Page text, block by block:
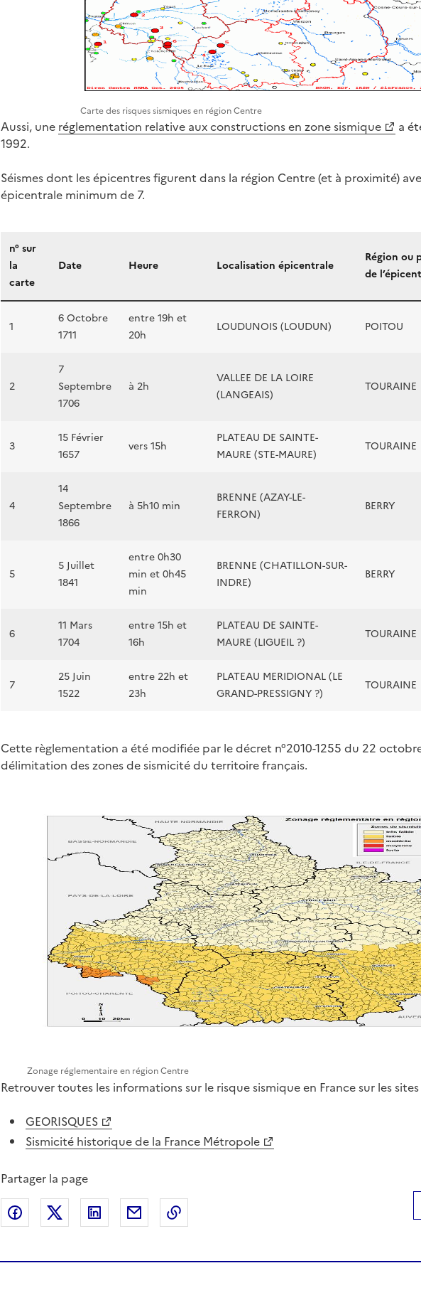
Carte des risques sismiques en région Centre
Aussi, une réglementation relative aux constructions en zone sismique
a
1992.
Séismes dont les épicentres figurent dans la région Centre (et à proximité)
épicentrale minimum de 7.
n° sur
la
carte
Date Heure Localisation épicentrale
Région ou
de
1
6 Octobre
1711
entre 19h et
20h
LOUDUNOIS (LOUDUN) POITOU
2
7
Septembre
1706
à 2h
VALLEE DE LA LOIRE
(LANGEAIS)
TOURAINE
3
15 Février
1657
vers 15h
PLATEAU DE SAINTE-
MAURE (STE-MAURE)
TOURAINE
4
14
Septembre
1866
à 5h10 min
BRENNE (AZAY-LE-
FERRON)
BERRY
5
5 Juillet
1841
entre 0h30
min et 0h45
min
BRENNE (CHATILLON-SUR-
INDRE)
BERRY
6
11 Mars
1704
entre 15h et
16h
PLATEAU DE SAINTE-
MAURE (LIGUEIL ?)
TOURAINE
7
25 Juin
1522
entre 22h et
23h
PLATEAU MERIDIONAL (LE
GRAND-PRESSIGNY ?)
TOURAINE
Cette règlementation a été modifiée par le décret n°2010-1255 du 22
délimitation des zones de sismicité du territoire français.
Zonage réglementaire en région Centre
Retrouver toutes les informations sur le risque sismique en France sur les sites
GEORISQUES
Sismicité historique de la France Métropole
Partager la page
Partager sur Facebook
Partager sur XPartager sur LinkedIn
Partager par emailCopier le lien de la page dans le presse-